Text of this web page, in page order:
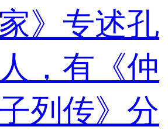
》专述孔
，有《仲
列传》分